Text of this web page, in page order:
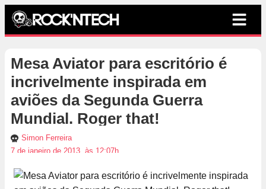
Mesa Aviator para escritório é
incrivelmente inspirada em
aviões da Segunda Guerra
Mundial. Roger that!
Simon Ferreira
7 de janeiro de 2013, às 12:07h